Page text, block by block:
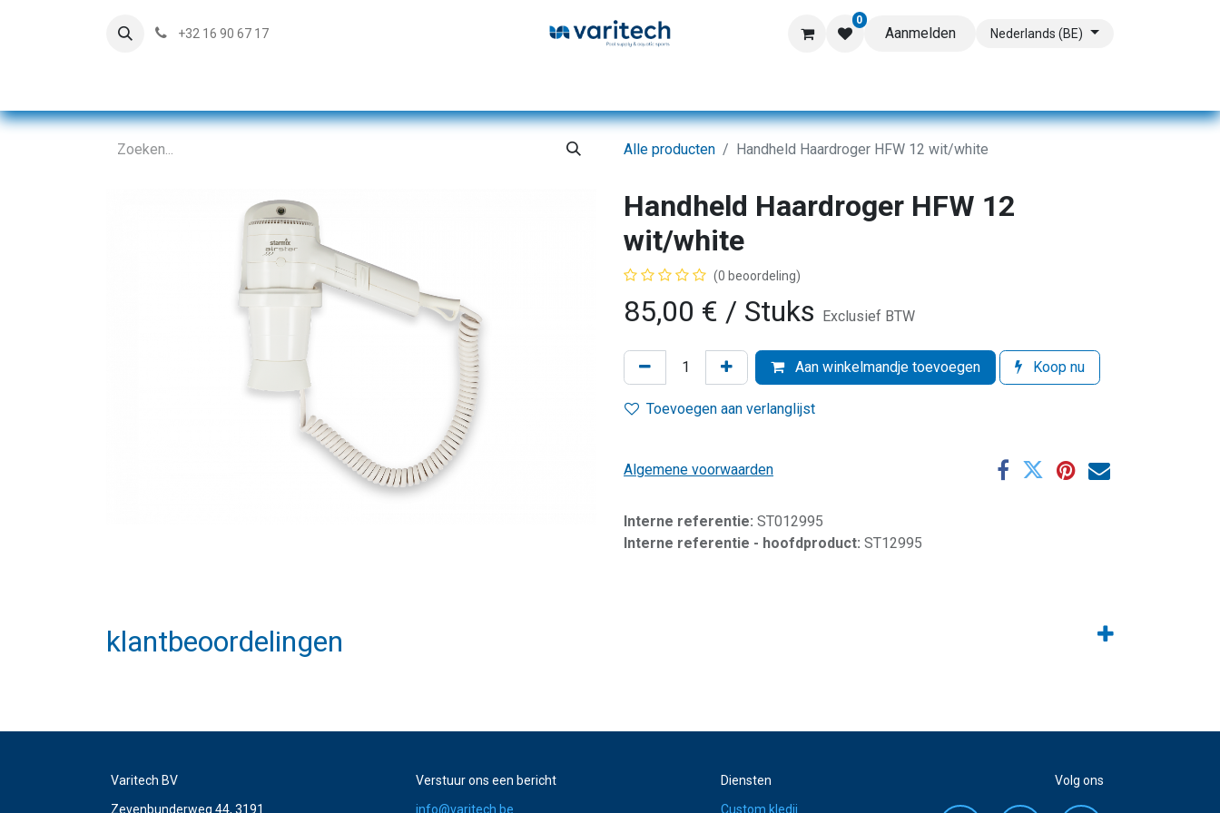
+32 16 90 67 17
0
Aanmelden Nederlands (BE)
Alle producten Handheld Haardroger HFW 12 wit/white
Handheld Haardroger HFW 12
wit/white
(0 beoordeling)
85,00 € / Stuks Exclusief BTW
Aan winkelmandje toevoegen Koop nu
Toevoegen aan verlanglijst
Algemene voorwaarden
Interne referentie: ST012995
Interne referentie - hoofdproduct: ST12995
klantbeoordelingen
Varitech BV
Zevenbunderweg 44, 3191
Diensten
Custom kledij
Verstuur ons een bericht
info@varitech.be
Volg ons